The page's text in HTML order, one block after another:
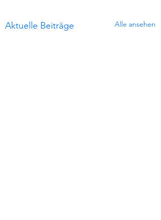
Aktuelle Beiträge Alle ansehen